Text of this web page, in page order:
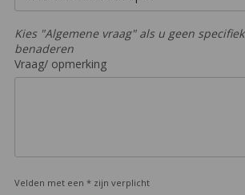
Kies "Algemene vraag" als u geen
benaderen
Vraag/ opmerking
Velden met een * zijn verplicht